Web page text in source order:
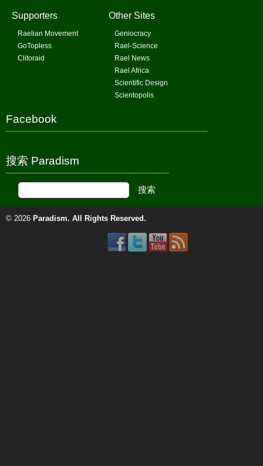
Supporters
Raelian Movement
GoTopless
Clitoraid
Other Sites
Geniocracy
Rael-Science
Rael News
Rael Africa
Scientific Design
Scientopolis
Facebook
搜索 Paradism
© 2026 Paradism. All Rights Reserved.